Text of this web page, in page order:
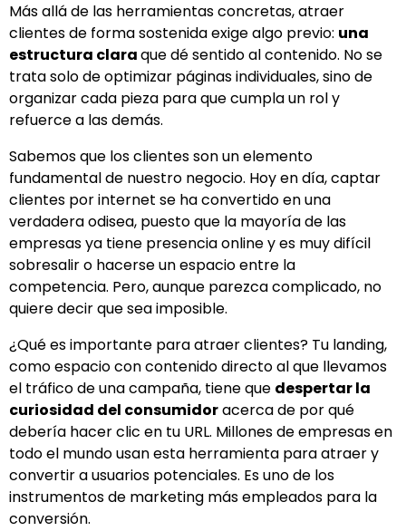
Más allá de las herramientas concretas, atraer
clientes de forma sostenida exige algo previo: una
estructura claraque dé sentido al contenido. No se
trata solo de optimizar páginas individuales, sino de
organizar cada pieza para que cumpla un rol y
refuerce a las demás.
Sabemos que los clientes son un elemento
fundamental de nuestro negocio. Hoy en día, captar
clientes por internet se ha convertido en una
verdadera odisea, puesto que la mayoría de las
empresas ya tiene presencia online y es muy difícil
sobresalir o hacerse un espacio entre la
competencia. Pero, aunque parezca complicado, no
quiere decir que sea imposible.
¿Qué es importante para atraer clientes? Tu landing,
como espacio con contenido directo al que llevamos
el tráfico de una campaña, tiene que despertar la
curiosidad del consumidoracerca de por qué
debería hacer clic en tu URL. Millones de empresas en
todo el mundo usan esta herramienta para atraer y
convertir a usuarios potenciales. Es uno de los
instrumentos de marketing más empleados para la
conversión.